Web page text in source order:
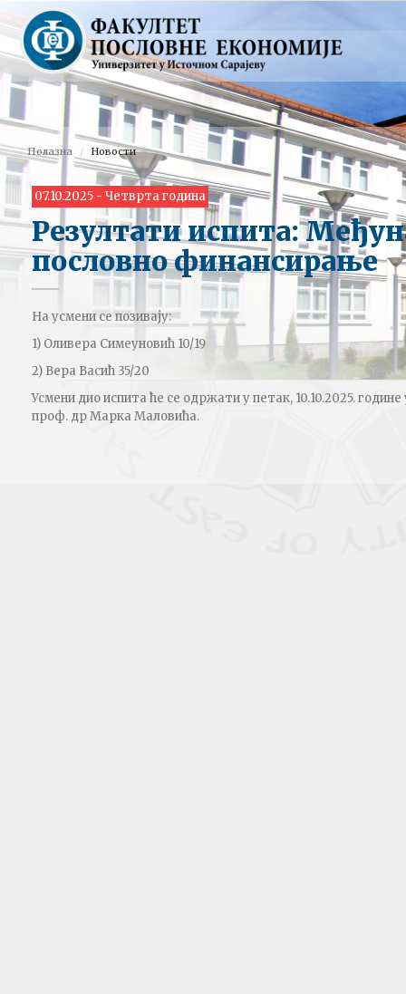
Полазна Новости
07.10.2025 - Четврта година
Резултати испита:
пословно финансирање
На усмени се позивају:
1) Оливера Симеуновић 10/19
2) Вера Васић 35/20
Усмени дио испита ће се одржати у петак, 10.10.2025.
проф. др Марка Маловића.